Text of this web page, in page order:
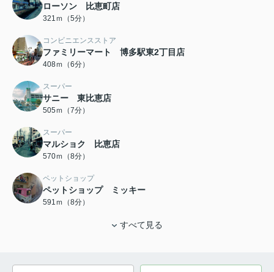
ローソン 比恵町店
321ｍ（5分）
コンビニエンスストア
ファミリーマート 博多駅東2丁目店
408ｍ（6分）
スーパー
サニー 東比恵店
505ｍ（7分）
スーパー
マルショク 比恵店
570ｍ（8分）
ペットショップ
ペットショップ ミッキー
591ｍ（8分）
すべて見る